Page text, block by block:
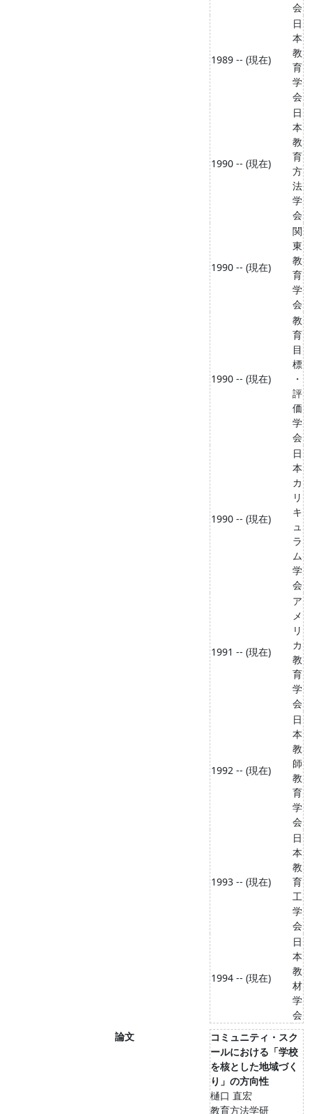
会
1989 -- (現在)
日
本
教
育
学
会
1990 -- (現在)
日
本
教
育
方
法
学
会
1990 -- (現在)
関
東
教
育
学
会
1990 -- (現在)
教
育
目
標
・
評
価
学
会
1990 -- (現在)
日
本
カ
リ
キ
ュ
ラ
ム
学
会
1991 -- (現在)
ア
メ
リ
カ
教
育
学
会
1992 -- (現在)
日
本
教
師
教
育
学
会
1993 -- (現在)
日
本
教
育
工
学
会
1994 -- (現在)
日
本
教
材
学
会
論文
コミュニティ・スク
ールにおける「学校
を核とした地域づく
り」の方向性
樋口 直宏
教育方法学研